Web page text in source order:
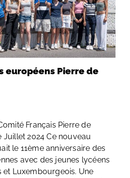
européens Pierre de
Français Pierre de
Juillet 2024 Ce nouveau
le 11ème anniversaire des
avec des jeunes lycéens
et Luxembourgeois. Une